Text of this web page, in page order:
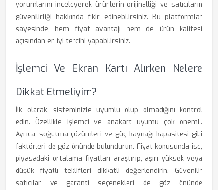
yorumlarını inceleyerek ürünlerin orijinalliği ve satıcıların
güvenilirliği hakkında fikir edinebilirsiniz. Bu platformlar
sayesinde, hem fiyat avantajı hem de ürün kalitesi
açısından en iyi tercihi yapabilirsiniz.
İşlemci Ve Ekran Kartı Alırken Nelere
Dikkat Etmeliyim?
İlk olarak, sisteminizle uyumlu olup olmadığını kontrol
edin. Özellikle işlemci ve anakart uyumu çok önemli.
Ayrıca, soğutma çözümleri ve güç kaynağı kapasitesi gibi
faktörleri de göz önünde bulundurun. Fiyat konusunda ise,
piyasadaki ortalama fiyatları araştırıp, aşırı yüksek veya
düşük fiyatlı teklifleri dikkatli değerlendirin. Güvenilir
satıcılar ve garanti seçenekleri de göz önünde